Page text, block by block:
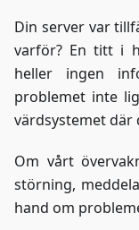
Din server var
varför? En titt i
heller ingen
problemet inte
värdsystemet där
Om vårt
störning,
hand om